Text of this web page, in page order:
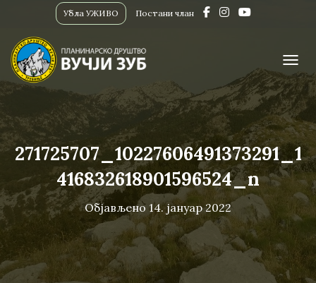
Убла УЖИВО Постани члан
271725707_10227606491373291_1
416832618901596524_n
Објављено 14. јануар 2022